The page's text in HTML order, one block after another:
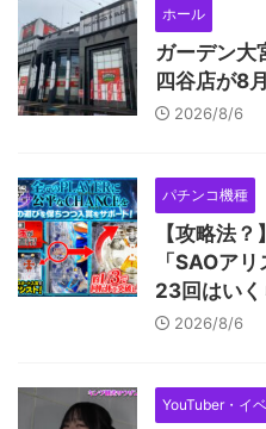
ホール
ガーデン大
四谷店が8
2026/8/6
パチンコ機種
【攻略法
「SAOア
23回はい
2026/8/6
YouTuber・イ